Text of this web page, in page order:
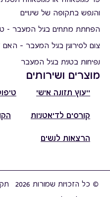
והנפש בתקופה של שינויים
הפחתת מתחים בגיל המעבר -
צום לסירוגין בגיל המעבר –
נפיחות בטנית בגיל המעבר
מוצרים ושירותים
ייעוץ תזונה אישי
קורסים לדיאטניות
הרצאות לנשים
© כל הזכויות שמורות 2026